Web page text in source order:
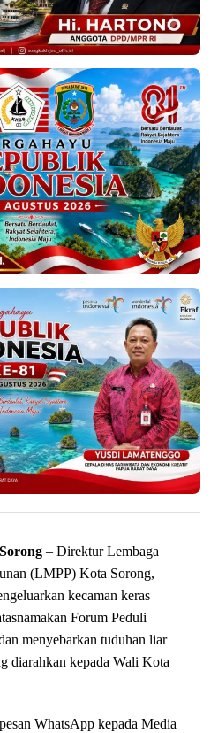
– Direktur Lembaga
(LMPP) Kota Sorong,
kecaman keras
Forum Peduli
menyebarkan tuduhan liar
diarahkan kepada Wali Kota
WhatsApp kepada Media